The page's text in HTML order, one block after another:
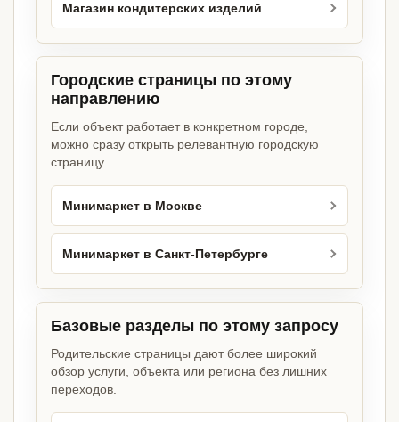
Магазин кондитерских изделий
Городские страницы по этому
направлению
Если объект работает в конкретном городе,
можно сразу открыть релевантную городскую
страницу.
Минимаркет в Москве
Минимаркет в Санкт-Петербурге
Базовые разделы по этому запросу
Родительские страницы дают более широкий
обзор услуги, объекта или региона без лишних
переходов.